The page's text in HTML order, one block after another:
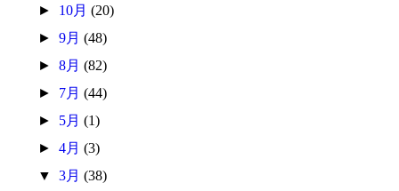
► 10月 (20)
► 9月 (48)
► 8月 (82)
► 7月 (44)
► 5月 (1)
► 4月 (3)
▼ 3月 (38)